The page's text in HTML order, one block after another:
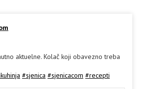
aktuelne. Kolač koji obavezno treba
#sjenica #sjenicacom #recepti